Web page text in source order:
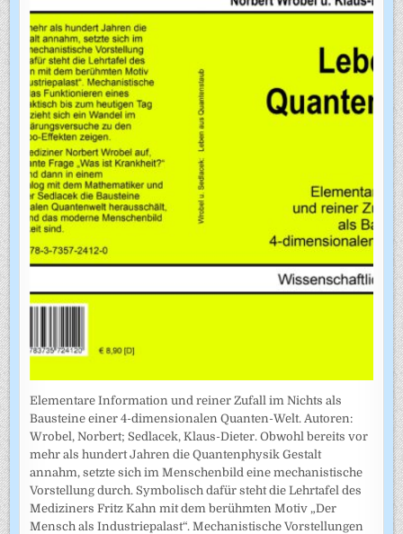
Elementare Information und reiner Zufall im Nichts als
Bausteine einer 4-dimensionalen Quanten-Welt. Autoren:
Wrobel, Norbert; Sedlacek, Klaus-Dieter. Obwohl bereits vor
mehr als hundert Jahren die Quantenphysik Gestalt
annahm, setzte sich im Menschenbild eine mechanistische
Vorstellung durch. Symbolisch dafür steht die Lehrtafel des
Mediziners Fritz Kahn mit dem berühmten Motiv „Der
Mensch als Industriepalast“. Mechanistische Vorstellungen